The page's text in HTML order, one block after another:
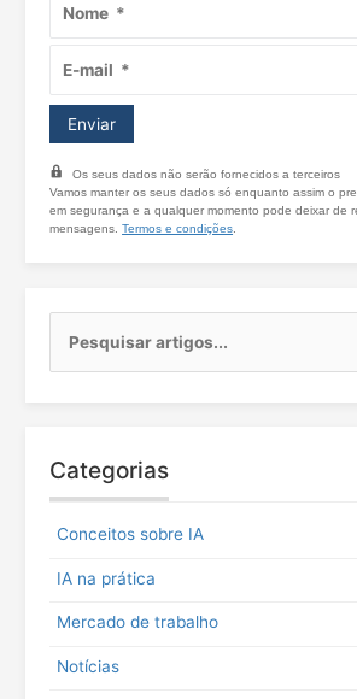
Os seus dados não serão fornecidos a terceiros
Vamos manter os seus dados só enquanto assim o
em segurança e a qualquer momento pode deixar de
mensagens.Termos e condições.
s
s
p
Categorias
Conceitos sobre IA
IA na prática
Mercado de trabalho
Notícias